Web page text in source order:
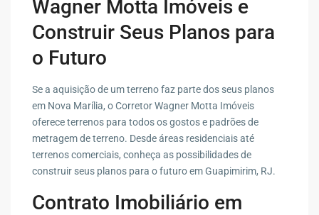
Wagner Motta Imóveis e
Construir Seus Planos para
o Futuro
Se a aquisição de um terreno faz parte dos seus planos
em Nova Marília, o Corretor Wagner Motta Imóveis
oferece terrenos para todos os gostos e padrões de
metragem de terreno. Desde áreas residenciais até
terrenos comerciais, conheça as possibilidades de
construir seus planos para o futuro em Guapimirim, RJ.
Contrato Imobiliário em